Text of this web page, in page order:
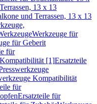
13 x 13
und Terrassen, 13 x 13
Werkzeuge für
für Geberit
für
[1]Ersatzteile
Kompatibilität
für
Ersatzteile für